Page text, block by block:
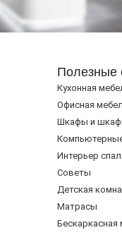
Полезные
Кухонная
Офисная
Шкафы и
Интерьер
Советы
Детская
Матрасы
Бескаркасная